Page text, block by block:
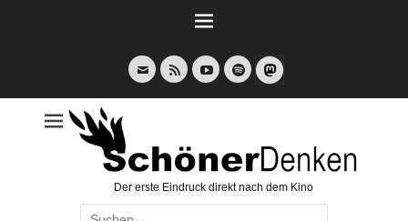
E-
Mail
Feed YouTubeSpotify
Der erste Eindruck direkt nach dem Kino
Suche